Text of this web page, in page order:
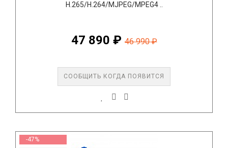
H.265/H.264/MJPEG/MPEG4 ..
47 890 ₽ 46 990 ₽
СООБЩИТЬ КОГДА ПОЯВИТСЯ
-47%